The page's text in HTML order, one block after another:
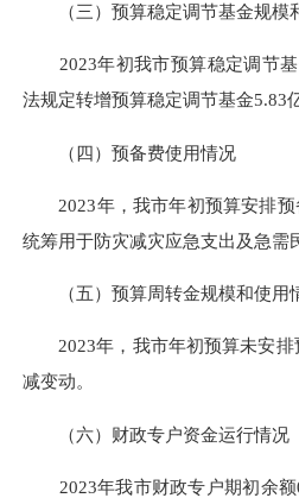
（三）预算稳定调节基金规模
2023年初我市预算稳定调节基
法规定转增预算稳定调节基金5.83
（四）预备费使用情况
2023年，我市年初预算安排预
统筹用于防灾减灾应急支出及急需
（五）预算周转金规模和使用
2023年，我市年初预算未安排
减变动。
（六）财政专户资金运行情况
2023年我市财政专户期初余额